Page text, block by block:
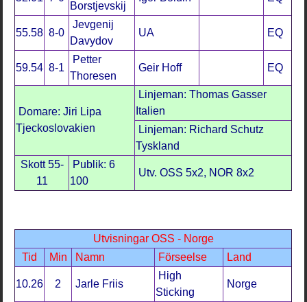
Borstjevskij
55.58 8-0
Jevgenij
Davydov
UA EQ
59.54 8-1
Petter
Thoresen
Geir Hoff EQ
Domare: Jiri Lipa
Tjeckoslovakien
Linjeman: Thomas Gasser
Italien
Linjeman: Richard Schutz
Tyskland
Skott 55-
11
Publik: 6
100
Utv. OSS 5x2, NOR 8x2
Utvisningar OSS - Norge
Tid
Min Namn Förseelse Land
10.26 2 Jarle Friis
High
Sticking
Norge